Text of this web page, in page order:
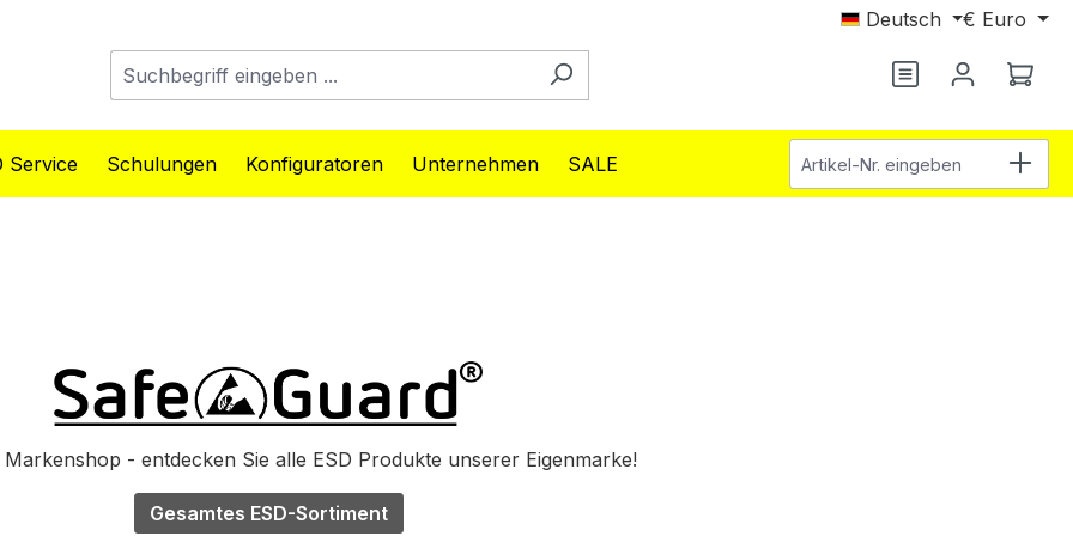
Deutsch € Euro
Du hast 0
Service Schulungen Konfiguratoren Unternehmen SALE Artikel-Nr. eingeben
Markenshop - entdecken Sie alle ESD Produkte unserer Eigenmarke!
Gesamtes ESD-Sortiment